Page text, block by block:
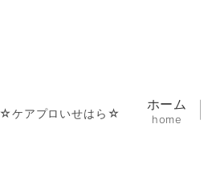
ホーム
home
☆ケアプロいせはら☆